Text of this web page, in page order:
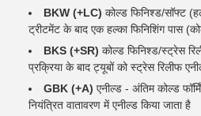
BKW (+LC) कोल्ड फिनिश्ड/सॉफ्ट
ट्रीटमेंट के बाद एक हल्का फिनिशिंग पास
BKS (+SR) कोल्ड फिनिश्ड/स्ट्रेस
प्रक्रिया के बाद ट्यूबों को स्ट्रेस रिलीफ
GBK (+A) एनील्ड - अंतिम कोल्ड
नियंत्रित वातावरण में एनील्ड किया जाता है